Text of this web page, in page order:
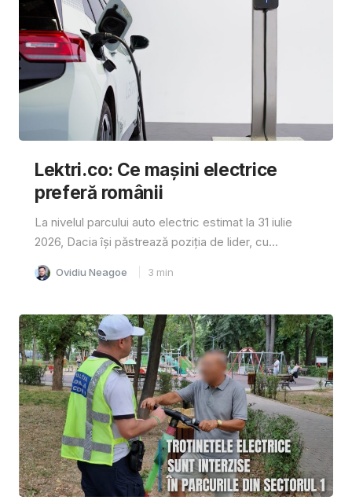
Lektri.co: Ce mașini electrice
preferă românii
La nivelul parcului auto electric estimat la 31 iulie
2026, Dacia își păstrează poziția de lider, cu...
Ovidiu Neagoe 3 min